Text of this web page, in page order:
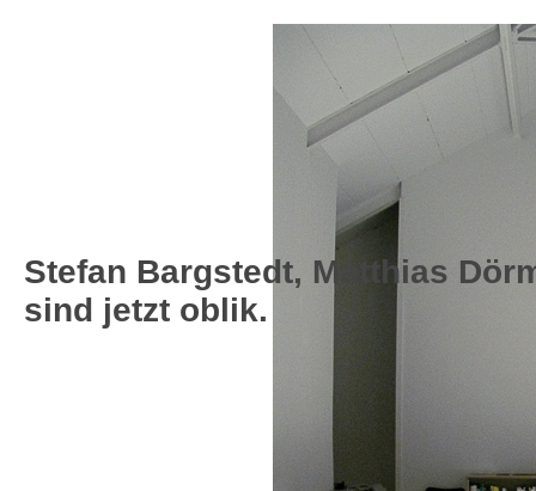
Stefan Bargstedt, Matthias
sind jetzt oblik.